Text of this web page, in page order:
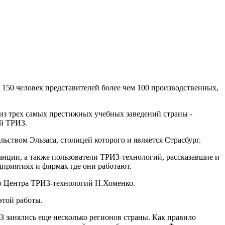
человек представителей более чем 100 производственных,
самых престижных учебных заведений страны -
ТРИЗ.
Эльзаса, столицей которого и является Страсбург.
а также пользователи ТРИЗ-технологий, рассказавшие и
и фирмах где они работают.
Центра ТРИЗ-технологий Н.Хоменко.
работы.
еще несколько регионов страны. Как правило